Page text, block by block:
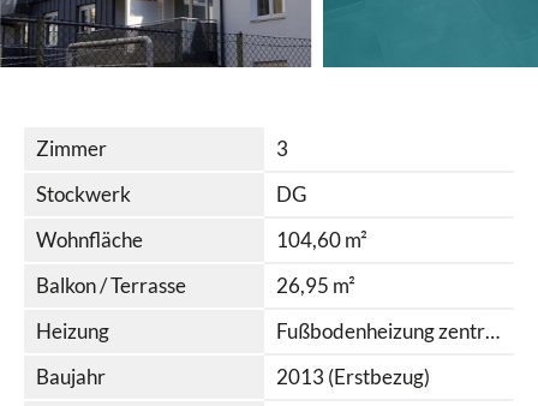
Zimmer
3
Stockwerk
DG
Wohnfläche
104,60 m²
Balkon / Terrasse
26,95 m²
Heizung
Fußbodenheizung zentral und Solar
Baujahr
2013 (Erstbezug)